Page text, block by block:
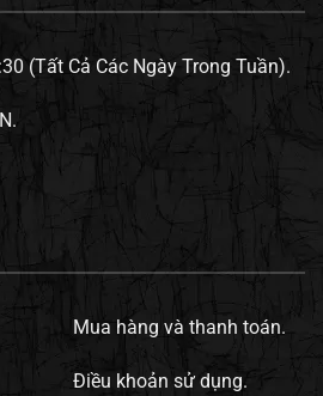
(Tất Cả Các Ngày Trong Tuần).
Mua hàng và thanh toán.
Điều khoản sử dụng.